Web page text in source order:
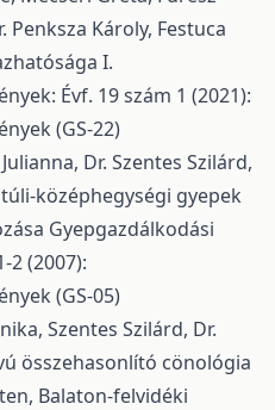
Penksza Károly, Festuca
I.
Évf. 19 szám 1 (2021):
(GS-22)
Dr. Szentes Szilárd,
középhegységi gyepek
Gyepgazdálkodási
2 (2007):
(GS-05)
Szentes Szilárd, Dr.
összehasonlító cönológia
Balaton-felvidéki